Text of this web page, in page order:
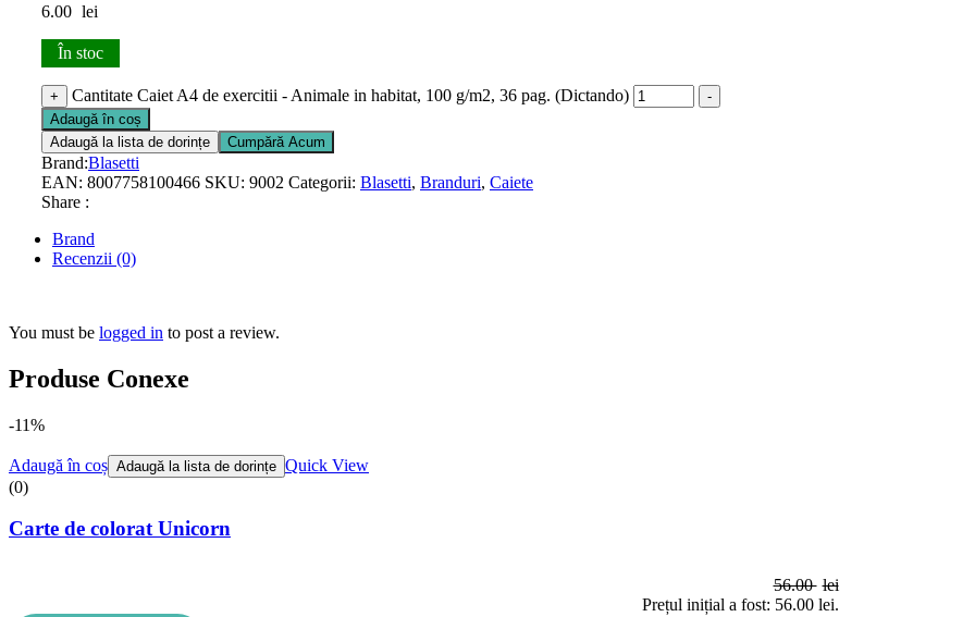
6.00 lei
În stoc
+ Cantitate Caiet A4 de exercitii - Animale in habitat, 100 g/m2, 36 pag. (Dictando)
-
Adaugă în coș
Adaugă la lista de dorințe
Cumpără Acum
Brand:Blasetti
EAN: 8007758100466 SKU: 9002 Categorii: Blasetti, Branduri, Caiete
Share :
Brand
Recenzii (0)
You must be logged in to post a review.
Produse Conexe
-11%
Adaugă în coș Adaugă la lista de dorințe Quick View
(0)
Carte de colorat Unicorn
56.00 lei
Prețul inițial a fost: 56.00 lei.